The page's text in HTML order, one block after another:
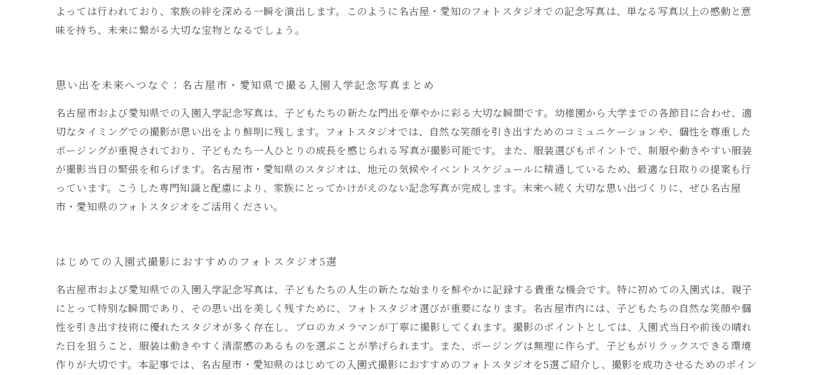
よっては行われており、家族の絆を深める一瞬を演出します。このように名古屋・愛知のフォトスタジオでの記念写真は、単なる写真以上の感動と意
味を持ち、未来に繋がる大切な宝物となるでしょう。
思い出を未来へつなぐ：名古屋市・愛知県で撮る入園入学記念写真まとめ
名古屋市および愛知県での入園入学記念写真は、子どもたちの新たな門出を華やかに彩る大切な瞬間です。幼稚園から大学までの各節目に合わせ、適
切なタイミングでの撮影が思い出をより鮮明に残します。フォトスタジオでは、自然な笑顔を引き出すためのコミュニケーションや、個性を尊重した
ポージングが重視されており、子どもたち一人ひとりの成長を感じられる写真が撮影可能です。また、服装選びもポイントで、制服や動きやすい服装
が撮影当日の緊張を和らげます。名古屋市・愛知県のスタジオは、地元の気候やイベントスケジュールに精通しているため、最適な日取りの提案も行
っています。こうした専門知識と配慮により、家族にとってかけがえのない記念写真が完成します。未来へ続く大切な思い出づくりに、ぜひ名古屋
市・愛知県のフォトスタジオをご活用ください。
はじめての入園式撮影におすすめのフォトスタジオ5選
名古屋市および愛知県での入園入学記念写真は、子どもたちの人生の新たな始まりを鮮やかに記録する貴重な機会です。特に初めての入園式は、親子
にとって特別な瞬間であり、その思い出を美しく残すために、フォトスタジオ選びが重要になります。名古屋市内には、子どもたちの自然な笑顔や個
性を引き出す技術に優れたスタジオが多く存在し、プロのカメラマンが丁寧に撮影してくれます。撮影のポイントとしては、入園式当日や前後の晴れ
た日を狙うこと、服装は動きやすく清潔感のあるものを選ぶことが挙げられます。また、ポージングは無理に作らず、子どもがリラックスできる環境
作りが大切です。本記事では、名古屋市・愛知県のはじめての入園式撮影におすすめのフォトスタジオを5選ご紹介し、撮影を成功させるためのポイン